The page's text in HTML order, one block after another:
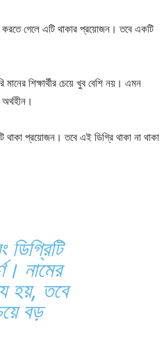
করতে গেলে এটি থাকার প্রয়োজন। তবে একটি
শিক্ষার্থীর চেয়ে খুব বেশি নয়। এমন
থাকা প্রয়োজন। তবে এই ডিগ্রি থাকা না থাকা
নামের
হয়, তবে
বড়